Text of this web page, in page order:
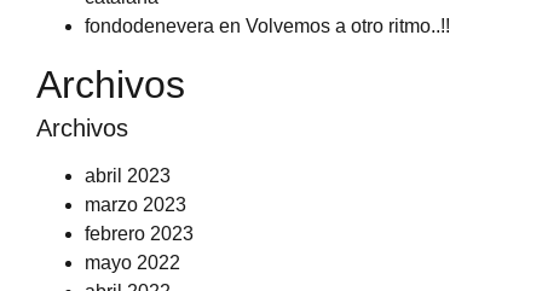
fondodenevera en Volvemos a otro ritmo..!!
Archivos
Archivos
abril 2023
marzo 2023
febrero 2023
mayo 2022